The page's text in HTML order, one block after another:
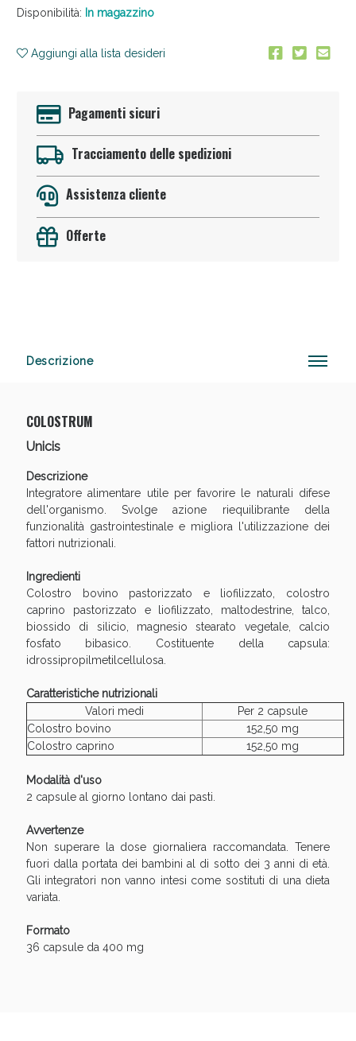
Disponibilità: In magazzino
Aggiungi alla lista desideri
Pagamenti sicuri
Tracciamento delle spedizioni
Assistenza cliente
Offerte
Descrizione
COLOSTRUM
Unicis
Descrizione
Integratore alimentare utile per favorire le naturali difese
dell'organismo. Svolge azione riequilibrante della
funzionalità gastrointestinale e migliora l'utilizzazione dei
fattori nutrizionali.
Ingredienti
Colostro bovino pastorizzato e liofilizzato, colostro
caprino pastorizzato e liofilizzato, maltodestrine, talco,
biossido di silicio, magnesio stearato vegetale, calcio
fosfato bibasico. Costituente della capsula:
idrossipropilmetilcellulosa.
Caratteristiche nutrizionali
Valori medi
Per 2 capsule
Colostro bovino
152,50 mg
Colostro caprino
152,50 mg
Modalità d'uso
2 capsule al giorno lontano dai pasti.
Avvertenze
Non superare la dose giornaliera raccomandata. Tenere
fuori dalla portata dei bambini al di sotto dei 3 anni di età.
Gli integratori non vanno intesi come sostituti di una dieta
variata.
Formato
36 capsule da 400 mg
Anticellulite e Fanghi: Sconto fino al 40% valido
oggi!
Sconto fino al 55% disponibile oggi!